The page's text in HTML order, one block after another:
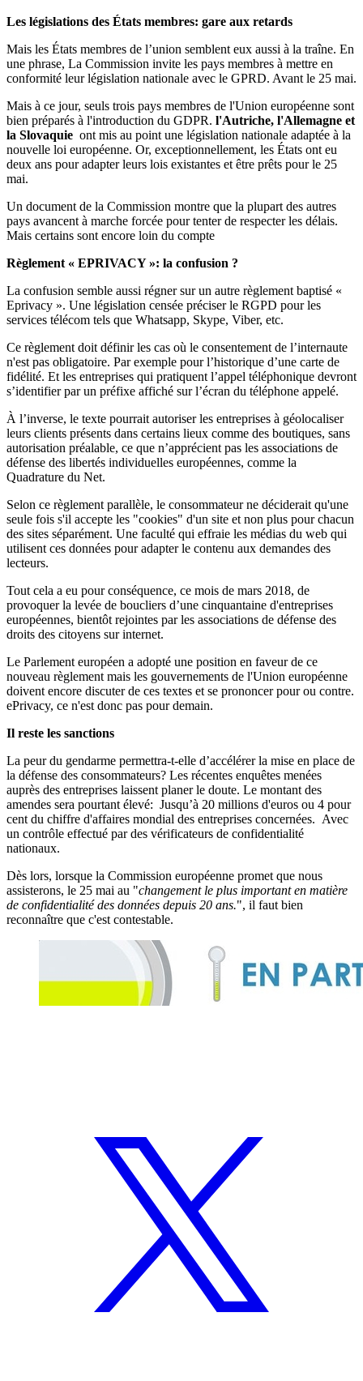
Les législations des États membres: gare aux retards
Mais les États membres de l’union semblent eux aussi à la traîne. En
une phrase, La Commission invite les pays membres à mettre en
conformité leur législation nationale avec le GPRD. Avant le 25 mai.
Mais à ce jour, seuls trois pays membres de l'Union européenne sont
bien préparés à l'introduction du GDPR. l'Autriche, l'Allemagne et
la Slovaquie ont mis au point une législation nationale adaptée à la
nouvelle loi européenne. Or, exceptionnellement, les États ont eu
deux ans pour adapter leurs lois existantes et être prêts pour le 25
mai.
Un document de la Commission montre que la plupart des autres
pays avancent à marche forcée pour tenter de respecter les délais.
Mais certains sont encore loin du compte
Règlement « EPRIVACY »: la confusion ?
La confusion semble aussi régner sur un autre règlement baptisé «
Eprivacy ». Une législation censée préciser le RGPD pour les
services télécom tels que Whatsapp, Skype, Viber, etc.
Ce règlement doit définir les cas où le consentement de l’internaute
n'est pas obligatoire. Par exemple pour l’historique d’une carte de
fidélité. Et les entreprises qui pratiquent l’appel téléphonique devront
s’identifier par un préfixe affiché sur l’écran du téléphone appelé.
À l’inverse, le texte pourrait autoriser les entreprises à géolocaliser
leurs clients présents dans certains lieux comme des boutiques, sans
autorisation préalable, ce que n’apprécient pas les associations de
défense des libertés individuelles européennes, comme la
Quadrature du Net.
Selon ce règlement parallèle, le consommateur ne déciderait qu'une
seule fois s'il accepte les "cookies" d'un site et non plus pour chacun
des sites séparément. Une faculté qui effraie les médias du web qui
utilisent ces données pour adapter le contenu aux demandes des
lecteurs.
Tout cela a eu pour conséquence, ce mois de mars 2018, de
provoquer la levée de boucliers d’une cinquantaine d'entreprises
européennes, bientôt rejointes par les associations de défense des
droits des citoyens sur internet.
Le Parlement européen a adopté une position en faveur de ce
nouveau règlement mais les gouvernements de l'Union européenne
doivent encore discuter de ces textes et se prononcer pour ou contre.
ePrivacy, ce n'est donc pas pour demain.
Il reste les sanctions
La peur du gendarme permettra-t-elle d’accélérer la mise en place de
la défense des consommateurs? Les récentes enquêtes menées
auprès des entreprises laissent planer le doute. Le montant des
amendes sera pourtant élevé: Jusqu’à 20 millions d'euros ou 4 pour
cent du chiffre d'affaires mondial des entreprises concernées. Avec
un contrôle effectué par des vérificateurs de confidentialité
nationaux.
Dès lors, lorsque la Commission européenne promet que nous
assisterons, le 25 mai au "changement le plus important en matière
de confidentialité des données depuis 20 ans.", il faut bien
reconnaître que c'est contestable.